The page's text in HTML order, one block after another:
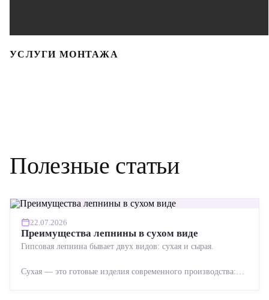
УСЛУГИ МОНТАЖА
Полезные статьи
22.07.2026
Преимущества лепнины в сухом виде
Гипсовая лепнина бывает двух видов: сухая и сырая.
Сухая — это готовые изделия современного производства: